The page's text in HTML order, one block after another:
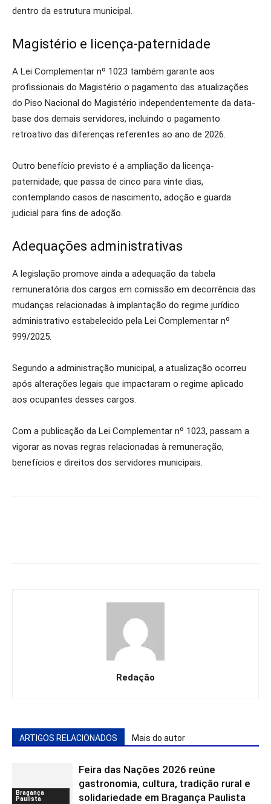
dentro da estrutura municipal.
Magistério e licença-paternidade
A Lei Complementar nº 1023 também garante aos
profissionais do Magistério o pagamento das atualizações
do Piso Nacional do Magistério independentemente da data-
base dos demais servidores, incluindo o pagamento
retroativo das diferenças referentes ao ano de 2026.
Outro benefício previsto é a ampliação da licença-
paternidade, que passa de cinco para vinte dias,
contemplando casos de nascimento, adoção e guarda
judicial para fins de adoção.
Adequações administrativas
A legislação promove ainda a adequação da tabela
remuneratória dos cargos em comissão em decorrência das
mudanças relacionadas à implantação do regime jurídico
administrativo estabelecido pela Lei Complementar nº
999/2025.
Segundo a administração municipal, a atualização ocorreu
após alterações legais que impactaram o regime aplicado
aos ocupantes desses cargos.
Com a publicação da Lei Complementar nº 1023, passam a
vigorar as novas regras relacionadas à remuneração,
benefícios e direitos dos servidores municipais.
Redação
ARTIGOS RELACIONADOS Mais do autor
Bragança
Paulista
Feira das Nações 2026 reúne
gastronomia, cultura, tradição rural e
solidariedade em Bragança Paulista